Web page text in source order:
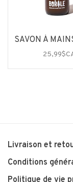
SAVON À
Livraison et
Conditions
Politique de vie